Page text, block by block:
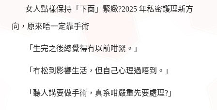
女人點樣保持「下面」緊緻?2025 年私密護理新方
向，原來唔一定靠手術
「生完之後總覺得冇以前咁緊。」
「冇松到影響生活，但自己心理過唔到。」
「聽人講要做手術，真系咁嚴重先要處理?」